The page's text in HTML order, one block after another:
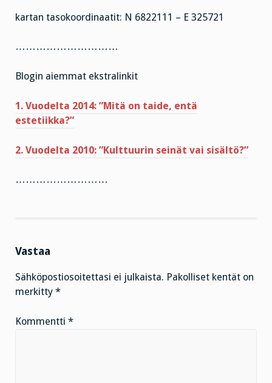
kartan tasokoordinaatit: N 6822111 – E 325721
…………………………
Blogin aiemmat ekstralinkit
1. Vuodelta 2014: ”Mitä on taide, entä
estetiikka?”
2. Vuodelta 2010: ”Kulttuurin seinät vai sisältö?”
………………………
Vastaa
Sähköpostiosoitettasi ei julkaista. Pakolliset kentät on
merkitty *
Kommentti *